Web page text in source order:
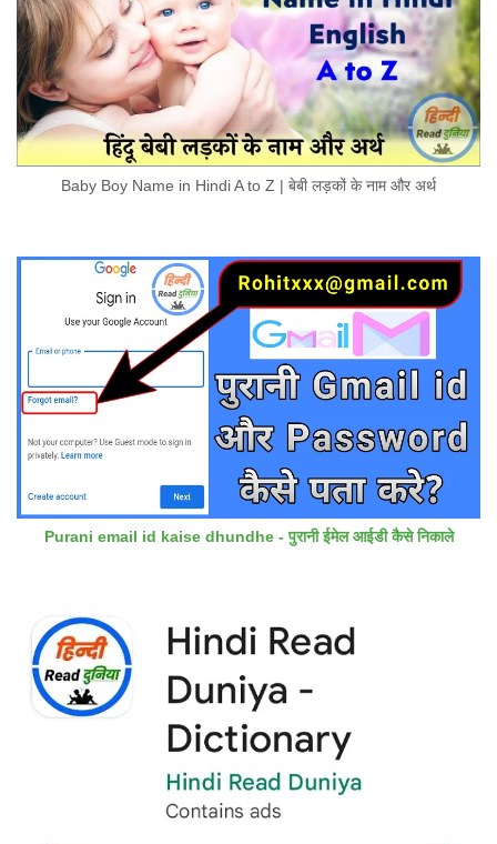
Baby Boy Name in Hindi A to Z | बेबी लड़कों के नाम और अर्थ
Purani email id kaise dhundhe - पुरानी ईमेल आईडी कैसे निकाले